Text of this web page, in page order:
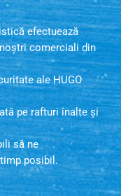
efectuează
comerciali din
ale HUGO
pe rafturi înalte și
să ne
posibil.